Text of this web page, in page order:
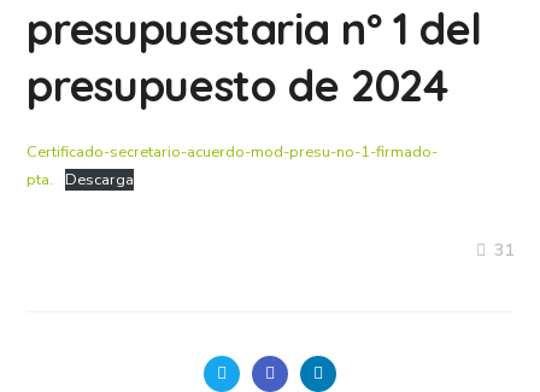
presupuestaria nº 1 del
presupuesto de 2024
Certificado-secretario-acuerdo-mod-presu-no-1-firmado-
pta.
Descarga
31